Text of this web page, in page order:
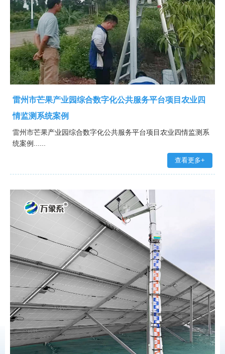
雷州市芒果产业园综合数字化公共服务平台项目农业四
情监测系统案例
雷州市芒果产业园综合数字化公共服务平台项目农业四情监测系
统案例......
查看更多+